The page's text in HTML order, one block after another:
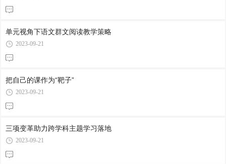
单元视角下语文群文阅读教学策略
2023-09-21
把自己的课作为“靶子”
2023-09-21
三项变革助力跨学科主题学习落地
2023-09-21